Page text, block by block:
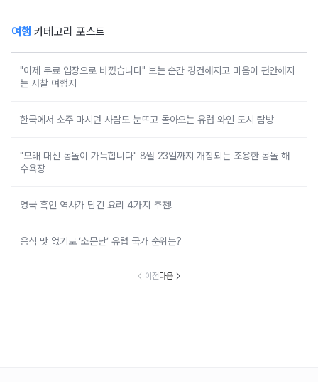
여행 카테고리 포스트
"이제 무료 입장으로 바꼈습니다" 보는 순간 경건해지고 마음이 편안해지
는 사찰 여행지
한국에서 소주 마시던 사람도 눈뜨고 돌아오는 유럽 와인 도시 탐방
"모래 대신 몽돌이 가득합니다" 8월 23일까지 개장되는 조용한 몽돌 해
수욕장
영국 흑인 역사가 담긴 요리 4가지 추천!
음식 맛 없기로 ‘소문난’ 유럽 국가 순위는?
이전다음